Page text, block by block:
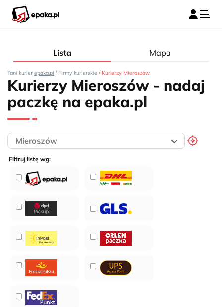
Lista Mapa
Tani kurier epaka.pl / Firmy kurierskie / Kurierzy Mieroszów
Kurierzy Mieroszów - nadaj
paczkę na epaka.pl
Filtruj listę wg: